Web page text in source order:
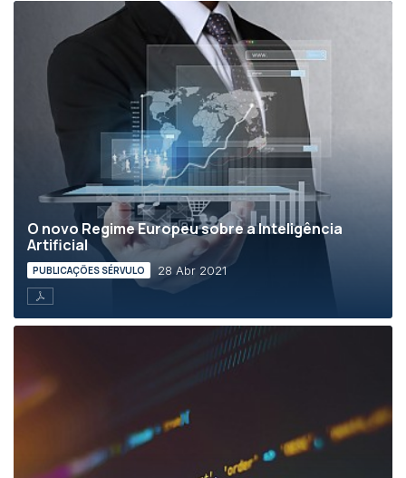
O novo Regime Europeu sobre a Inteligência
Artificial
PUBLICAÇÕES SÉRVULO 28 Abr 2021